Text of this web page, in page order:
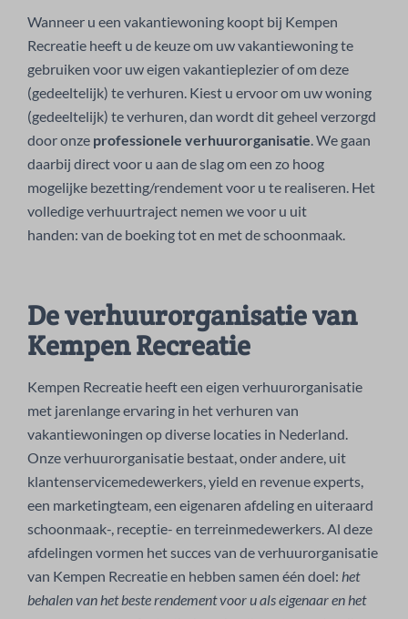
Wanneer u een vakantiewoning koopt bij Kempen
Recreatie heeft u de keuze om uw vakantiewoning te
gebruiken voor uw eigen vakantieplezier of om deze
(gedeeltelijk) te verhuren. Kiest u ervoor om uw woning
(gedeeltelijk) te verhuren, dan wordt dit geheel verzorgd
door onze professionele verhuurorganisatie. We gaan
daarbij direct voor u aan de slag om een zo hoog
mogelijke bezetting/rendement voor u te realiseren. Het
volledige verhuurtraject nemen we voor u uit
handen: van de boeking tot en met de schoonmaak.
De verhuurorganisatie van
Kempen Recreatie
Kempen Recreatie heeft een eigen verhuurorganisatie
met jarenlange ervaring in het verhuren van
vakantiewoningen op diverse locaties in Nederland.
Onze verhuurorganisatie bestaat, onder andere, uit
klantenservicemedewerkers, yield en revenue experts,
een marketingteam, een eigenaren afdeling en uiteraard
schoonmaak-, receptie- en terreinmedewerkers. Al deze
afdelingen vormen het succes van de verhuurorganisatie
van Kempen Recreatie en hebben samen één doel:het
behalen van het beste rendement voor u als eigenaar en het